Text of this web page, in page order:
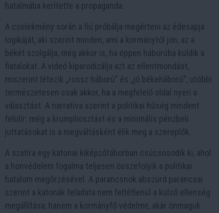
hatalmába kerítette a propaganda.
A cselekmény során a fiú próbálja megérteni az édesapja
logikáját, aki szerint minden, ami a kormánytól jön, az a
békét szolgálja, még akkor is, ha éppen háborúba küldik a
fiatalokat. A videó kiparodizálja azt az ellentmondást,
miszerint létezik „rossz háború” és „jó békeháború”, utóbbi
természetesen csak akkor, ha a megfelelő oldal nyeri a
választást. A narratíva szerint a politikai hűség mindent
felülír: még a krumpliosztást és a minimális pénzbeli
juttatásokat is a megváltásként élik meg a szereplők.
A szatíra egy katonai kiképzőtáborban csúcsosodik ki, ahol
a honvédelem fogalma teljesen összefolyik a politikai
hatalom megőrzésével. A parancsnok abszurd parancsai
szerint a katonák feladata nem feltétlenül a külső ellenség
megállítása, hanem a kormányfő védelme, akár önmaguk